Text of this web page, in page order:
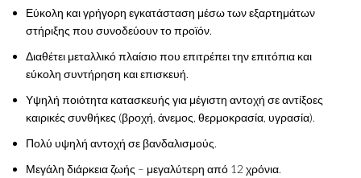
Εύκολη και γρήγορη εγκατάσταση μέσω των εξαρτημάτων
στήριξης που συνοδεύουν το προϊόν.
Διαθέτει μεταλλικό πλαίσιο που επιτρέπει την επιτόπια και
εύκολη συντήρηση και επισκευή.
Υψηλή ποιότητα κατασκευής για μέγιστη αντοχή σε αντίξοες
καιρικές συνθήκες (βροχή, άνεμος, θερμοκρασία, υγρασία).
Πολύ υψηλή αντοχή σε βανδαλισμούς.
Μεγάλη διάρκεια ζωής – μεγαλύτερη από 12 χρόνια.